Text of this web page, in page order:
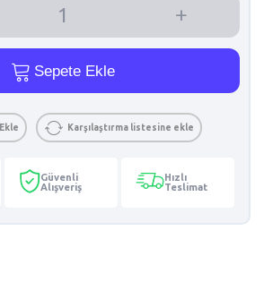
Sepete Ekle
Karşılaştırma listesine ekle
Güvenli
Alışveriş
Hızlı
Teslimat